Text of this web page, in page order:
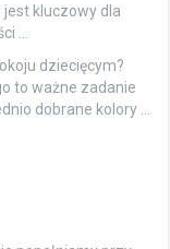
jest kluczowy dla
…
dziecięcym?
to ważne zadanie
dobrane kolory …